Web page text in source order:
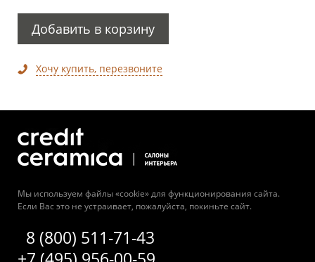
Добавить в корзину
Хочу купить, перезвоните
Мы используем файлы «cookie» для функционирования сайта.
Если Вас это не устраивает, пожалуйста, покиньте сайт.
8 (800) 511-71-43